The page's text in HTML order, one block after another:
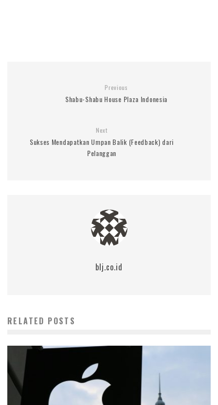
Previous
Shabu-Shabu House Plaza Indonesia
Next
Sukses Mendapatkan Umpan Balik (Feedback) dari
Pelanggan
blj.co.id
RELATED POSTS